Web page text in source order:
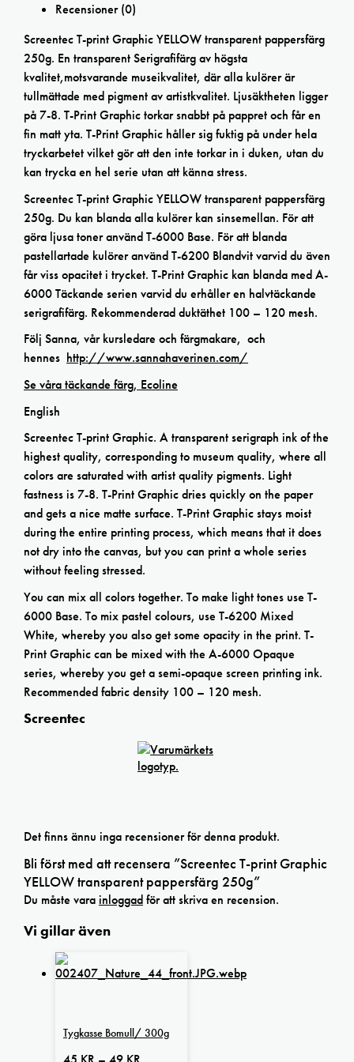
Recensioner (0)
Screentec T-print Graphic YELLOW transparent pappersfärg
250g. En transparent Serigrafifärg av högsta
kvalitet,motsvarande museikvalitet, där alla kulörer är
tullmättade med pigment av artistkvalitet. Ljusäktheten ligger
på 7-8. T-Print Graphic torkar snabbt på pappret och får en
fin matt yta. T-Print Graphic håller sig fuktig på under hela
tryckarbetet vilket gör att den inte torkar in i duken, utan du
kan trycka en hel serie utan att känna stress.
Screentec T-print Graphic YELLOW transparent pappersfärg
250g. Du kan blanda alla kulörer kan sinsemellan. För att
göra ljusa toner använd T-6000 Base. För att blanda
pastellartade kulörer använd T-6200 Blandvit varvid du även
får viss opacitet i trycket. T-Print Graphic kan blanda med A-
6000 Täckande serien varvid du erhåller en halvtäckande
serigrafifärg. Rekommenderad duktäthet 100 – 120 mesh.
Följ Sanna, vår kursledare och färgmakare, och
hennes http://www.sannahaverinen.com/
Se våra täckande färg, Ecoline
English
Screentec T-print Graphic. A transparent serigraph ink of the
highest quality, corresponding to museum quality, where all
colors are saturated with artist quality pigments. Light
fastness is 7-8. T-Print Graphic dries quickly on the paper
and gets a nice matte surface. T-Print Graphic stays moist
during the entire printing process, which means that it does
not dry into the canvas, but you can print a whole series
without feeling stressed.
You can mix all colors together. To make light tones use T-
6000 Base. To mix pastel colours, use T-6200 Mixed
White, whereby you also get some opacity in the print. T-
Print Graphic can be mixed with the A-6000 Opaque
series, whereby you get a semi-opaque screen printing ink.
Recommended fabric density 100 – 120 mesh.
Screentec
Det finns ännu inga recensioner för denna produkt.
Bli först med att recensera ”Screentec T-print Graphic
YELLOW transparent pappersfärg 250g”
Du måste varainloggadför att skriva en recension.
Vi gillar även
Tygkasse Bomull/ 300g